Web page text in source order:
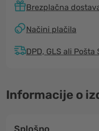
Brezplačna
Načini plačila
DPD, GLS ali Pošta
Informacije o